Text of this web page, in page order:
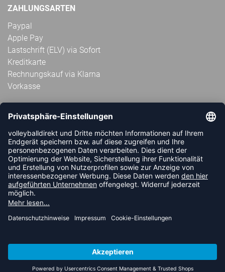
ZAHLUNGSARTEN
Paypal
Apple Pay
Lastschrift (ELV) via Sofort
Kreditkarte
Rechnungskauf via Klarna
Vorkasse
ABONNIERE JETZT DEN KOSTENLOSEN
VOLLEYBALLDIREKT-NEWSLETTER UND VERPASSE KEINE
NEUIGKEIT ODER AKTION MEHR.
JETZT ANMELDEN